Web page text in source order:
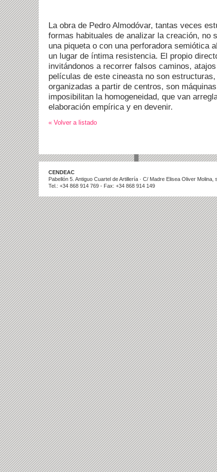
La obra de Pedro Almodóvar, tantas veces
formas habituales de analizar la creación, no
una piqueta o con una perforadora semiótica
un lugar de íntima resistencia. El propio
invitándonos a recorrer falsos caminos,
películas de este cineasta no son
organizadas a partir de centros, son
imposibilitan la homogeneidad, que van
elaboración empírica y en devenir.
« Volver a listado
CENDEAC
Pabellón 5. Antiguo Cuartel de Artillería · C/ Madre Elisea Oliver
Tel.: +34 868 914 769 - Fax: +34 868 914 149